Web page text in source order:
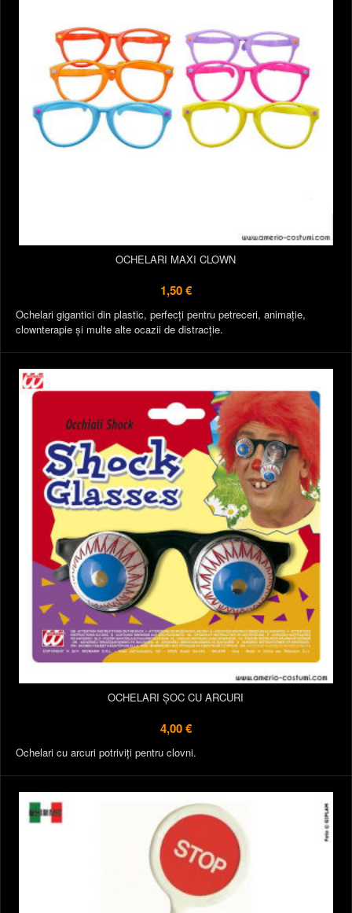
OCHELARI MAXI CLOWN
1,50 €
Ochelari gigantici din plastic, perfecți pentru petreceri, animație,
clownterapie și multe alte ocazii de distracție.
OCHELARI ȘOC CU ARCURI
4,00 €
Ochelari cu arcuri potriviți pentru clovni.